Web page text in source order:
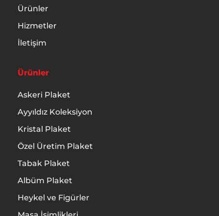
Ürünler
Hizmetler
İletişim
Ürünler
Askeri Plaket
Ayyıldız Koleksiyon
Kristal Plaket
Özel Üretim Plaket
Tabak Plaket
Albüm Plaket
Heykel ve Figürler